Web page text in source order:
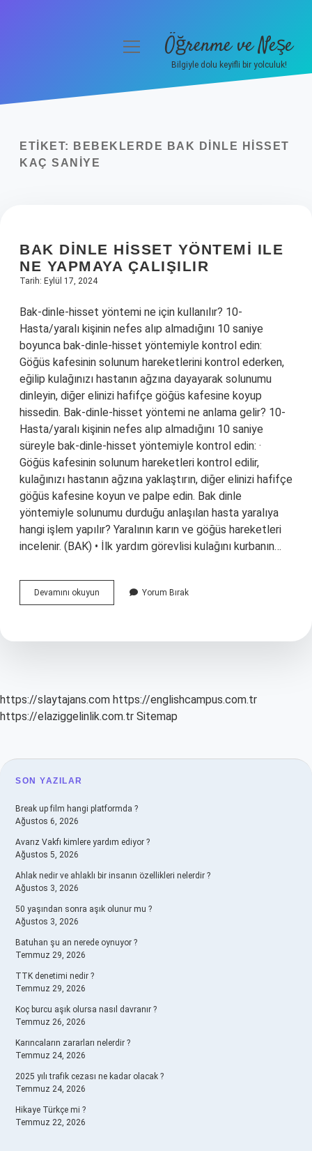
Yasal Uyarı
menüyüÖğrenme ve Neşe
Bilgiyle dolu keyifli bir yolculuk!
ETIKET:
BEBEKLERDE BAK DINLE HISSET
KAÇ SANIYE
BAK DINLE HISSET YÖNTEMI ILE
NE YAPMAYA ÇALIŞILIR
Tarih: Eylül 17, 2024
Bak-dinle-hisset yöntemi ne için kullanılır? 10-
Hasta/yaralı kişinin nefes alıp almadığını 10 saniye
boyunca bak-dinle-hisset yöntemiyle kontrol edin:
Göğüs kafesinin solunum hareketlerini kontrol ederken,
eğilip kulağınızı hastanın ağzına dayayarak solunumu
dinleyin, diğer elinizi hafifçe göğüs kafesine koyup
hissedin. Bak-dinle-hisset yöntemi ne anlama gelir? 10-
Hasta/yaralı kişinin nefes alıp almadığını 10 saniye
süreyle bak-dinle-hisset yöntemiyle kontrol edin: ·
Göğüs kafesinin solunum hareketleri kontrol edilir,
kulağınızı hastanın ağzına yaklaştırın, diğer elinizi hafifçe
göğüs kafesine koyun ve palpe edin. Bak dinle
yöntemiyle solunumu durduğu anlaşılan hasta yaralıya
hangi işlem yapılır? Yaralının karın ve göğüs hareketleri
incelenir. (BAK) • İlk yardım görevlisi kulağını kurbanın…
Devamını okuyun
Dinle
Ile
Yorum Bırak
https://slaytajans.com https://englishcampus.com.tr
https://elaziggelinlik.com.tr Sitemap
SIDEBAR
SON YAZILAR
Break up film hangi platformda ?
Ağustos 6, 2026
Avarız Vakfı kimlere yardım ediyor ?
Ağustos 5, 2026
Ahlak nedir ve ahlaklı bir insanın özellikleri nelerdir ?
Ağustos 3, 2026
50 yaşından sonra aşık olunur mu ?
Ağustos 3, 2026
Batuhan şu an nerede oynuyor ?
Temmuz 29, 2026
TTK denetimi nedir ?
Temmuz 29, 2026
Koç burcu aşık olursa nasıl davranır ?
Temmuz 26, 2026
Karıncaların zararları nelerdir ?
Temmuz 24, 2026
2025 yılı trafik cezası ne kadar olacak ?
Temmuz 24, 2026
Hikaye Türkçe mi ?
Temmuz 22, 2026